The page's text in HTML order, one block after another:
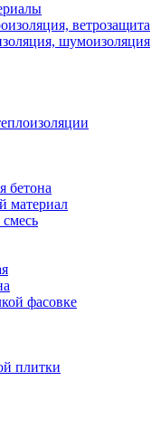
ветрозащита
шумоизоляция
бетона
материал
фасовке
плитки